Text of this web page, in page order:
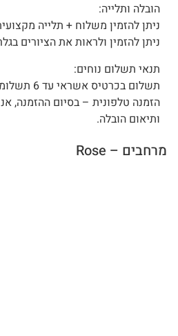
הובלה ותלייה:
ניתן להזמין משלוח + תלייה מקצועית עד
ניתן להזמין ולראות את הציורים
תנאי תשלום נוחים:
תשלום בכרטיס אשראי עד 6 תשלומים ללא ריבית.
הזמנה טלפונית – בסיום ההזמנה,
ותיאום הובלה.
מרחבים – Rose